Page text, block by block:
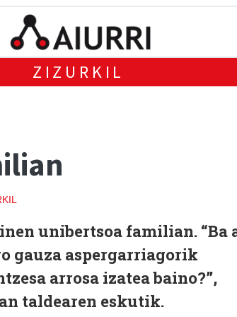
ZIZURKIL
unibertsoa familian. “Ba
gauza aspergarriagorik
arrosa izatea baino?”,
taldearen eskutik.